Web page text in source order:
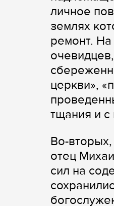
личное
землях
ремонт. На
церкви»,
тщания и
Во-
отец
сил на